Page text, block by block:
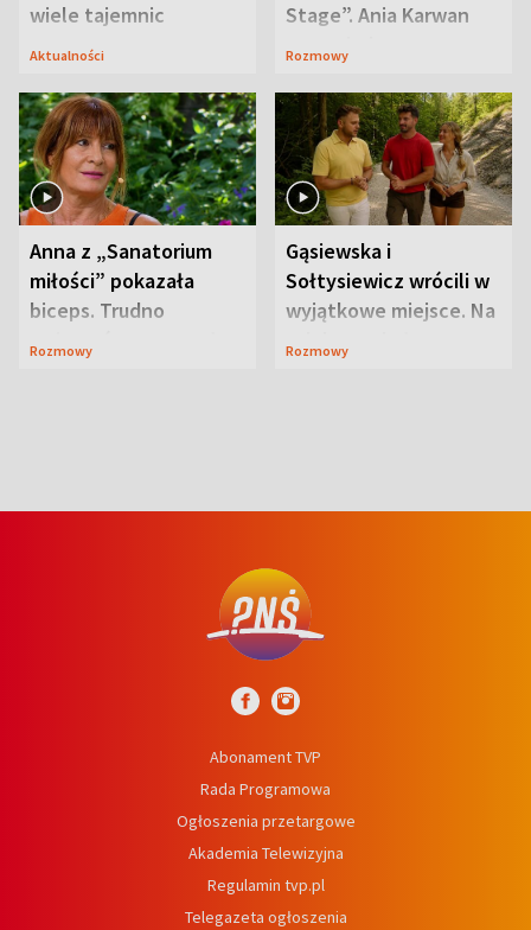
wiele tajemnic
Aktualności
Stage”. Ania Karwan
zapowiada
Rozmowy
Anna z „Sanatorium
miłości” pokazała
biceps. Trudno
uwierzyć, co przeszła
Rozmowy
Gąsiewska i
Sołtysiewicz wrócili w
wyjątkowe miejsce. Na
szlaku czekał
Rozmowy
Abonament TVP
Rada Programowa
Ogłoszenia przetargowe
Akademia Telewizyjna
Regulamin tvp.pl
Telegazeta ogłoszenia